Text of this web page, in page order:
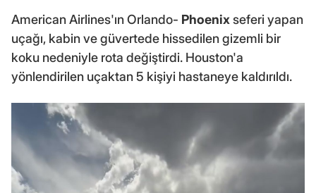
American Airlines'ın Orlando- Phoenixseferi yapan
uçağı, kabin ve güvertede hissedilen gizemli bir
koku nedeniyle rota değiştirdi. Houston'a
yönlendirilen uçaktan 5 kişiyi hastaneye kaldırıldı.